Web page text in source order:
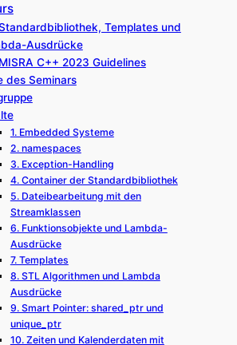
Templates und
Ausdrücke
C++ 2023 Guidelines
des Seminars
1. Embedded Systeme
2. namespaces
3. Exception-Handling
4. Container der Standardbibliothek
5. Dateibearbeitung mit den
Streamklassen
6. Funktionsobjekte und Lambda-
Ausdrücke
7. Templates
8. STL Algorithmen und Lambda
Ausdrücke
9. Smart Pointer: shared_ptr und
unique_ptr
10. Zeiten und Kalenderdaten mit